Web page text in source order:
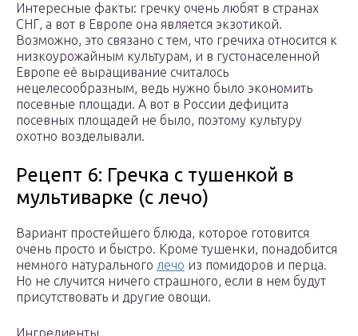
Интересные факты: гречку очень любят в странах
СНГ, а вот в Европе она является экзотикой.
Возможно, это связано с тем, что гречиха относится к
низкоурожайным культурам, и в густонаселенной
Европе её выращивание считалось
нецелесообразным, ведь нужно было экономить
посевные площади. А вот в России дефицита
посевных площадей не было, поэтому культуру
охотно возделывали.
Рецепт 6: Гречка с тушенкой в
мультиварке (с лечо)
Вариант простейшего блюда, которое готовится
очень просто и быстро. Кроме тушенки, понадобится
немного натурального лечо из помидоров и перца.
Но не случится ничего страшного, если в нем будут
присутствовать и другие овощи.
Ингредиенты